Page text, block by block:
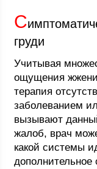
С
груди
Учитывая
ощущения
терапия
заболеванием
вызывают
жалоб, врач
какой системы
дополнительное